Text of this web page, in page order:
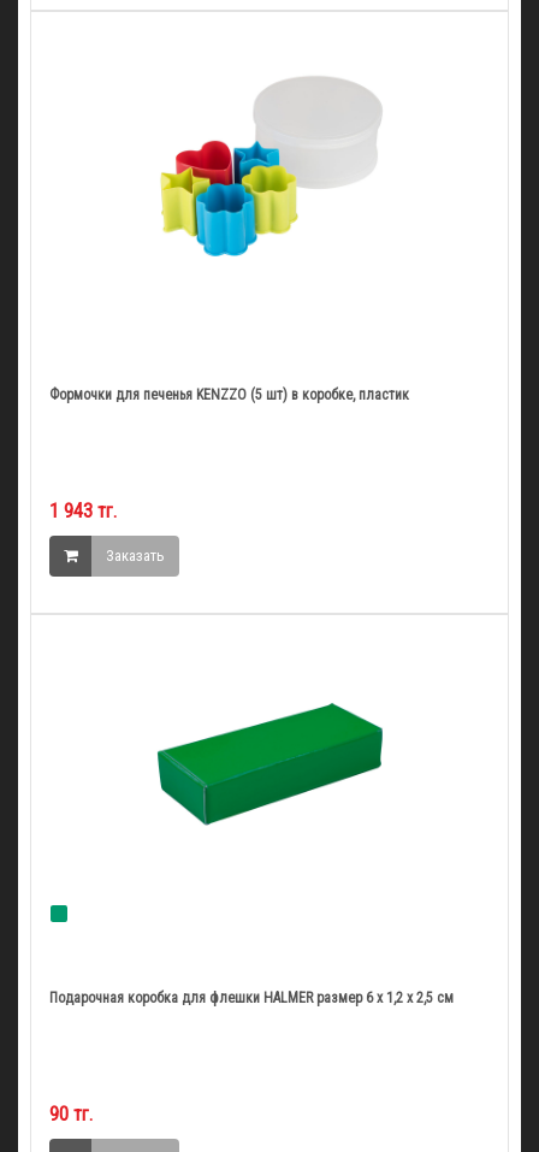
Формочки для печенья KENZZO (5 шт) в коробке, пластик
1 943 тг.
Заказать
Подарочная коробка для флешки HALMER размер 6 x 1,2 x 2,5 см
90 тг.